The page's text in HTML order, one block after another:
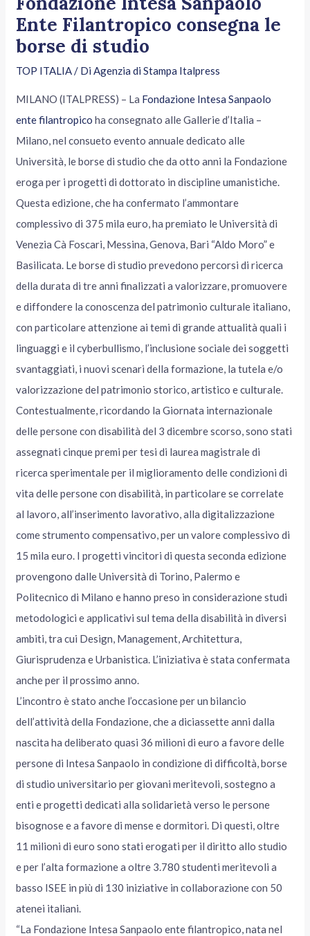
Ente Filantropico consegna le
borse di studio
TOP ITALIA/ DiAgenzia di Stampa Italpress
MILANO (ITALPRESS) – La Fondazione Intesa Sanpaolo
ente filantropico ha consegnato alle Gallerie d’Italia –
Milano, nel consueto evento annuale dedicato alle
Università, le borse di studio che da otto anni la Fondazione
eroga per i progetti di dottorato in discipline umanistiche.
Questa edizione, che ha confermato l’ammontare
complessivo di 375 mila euro, ha premiato le Università di
Venezia Cà Foscari, Messina, Genova, Bari “Aldo Moro” e
Basilicata. Le borse di studio prevedono percorsi di ricerca
della durata di tre anni finalizzati a valorizzare, promuovere
e diffondere la conoscenza del patrimonio culturale italiano,
con particolare attenzione ai temi di grande attualità quali i
linguaggi e il cyberbullismo, l’inclusione sociale dei soggetti
svantaggiati, i nuovi scenari della formazione, la tutela e/o
valorizzazione del patrimonio storico, artistico e culturale.
Contestualmente, ricordando la Giornata internazionale
delle persone con disabilità del 3 dicembre scorso, sono stati
assegnati cinque premi per tesi di laurea magistrale di
ricerca sperimentale per il miglioramento delle condizioni di
vita delle persone con disabilità, in particolare se correlate
al lavoro, all’inserimento lavorativo, alla digitalizzazione
come strumento compensativo, per un valore complessivo di
15 mila euro. I progetti vincitori di questa seconda edizione
provengono dalle Università di Torino, Palermo e
Politecnico di Milano e hanno preso in considerazione studi
metodologici e applicativi sul tema della disabilità in diversi
ambiti, tra cui Design, Management, Architettura,
Giurisprudenza e Urbanistica. L’iniziativa è stata confermata
anche per il prossimo anno.
L’incontro è stato anche l’occasione per un bilancio
dell’attività della Fondazione, che a diciassette anni dalla
nascita ha deliberato quasi 36 milioni di euro a favore delle
persone di Intesa Sanpaolo in condizione di difficoltà, borse
di studio universitario per giovani meritevoli, sostegno a
enti e progetti dedicati alla solidarietà verso le persone
bisognose e a favore di mense e dormitori. Di questi, oltre
11 milioni di euro sono stati erogati per il diritto allo studio
e per l’alta formazione a oltre 3.780 studenti meritevoli a
basso ISEE in più di 130 iniziative in collaborazione con 50
atenei italiani.
“La Fondazione Intesa Sanpaolo ente filantropico, nata nel